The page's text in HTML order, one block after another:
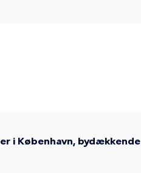
i København, bydækkende